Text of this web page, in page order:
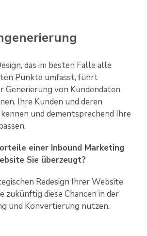
das im besten Falle alle
Punkte umfasst, führt
Generierung von Kundendaten.
Ihre Kunden und deren
und dementsprechend Ihre
einer Inbound Marketing
Sie überzeugt?
Redesign Ihrer Website
zukünftig diese Chancen in der
und Konvertierung nutzen.